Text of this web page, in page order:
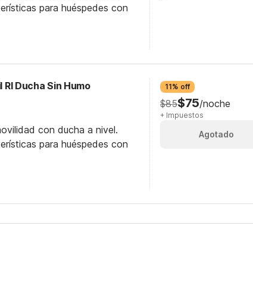
para huéspedes con
Ducha Sin Humo
con ducha a nivel.
para huéspedes con
11% off
$85$75/noche
+ Impuestos
Agotado